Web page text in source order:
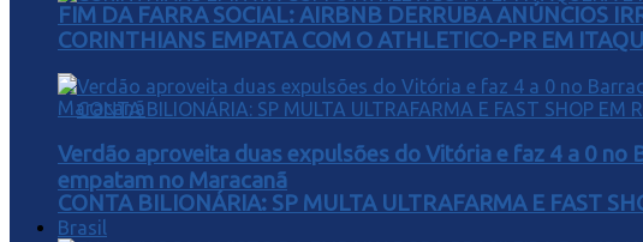
FIM DA FARRA SOCIAL: AIRBNB DERRUBA ANÚNCIOS
CONTA BILIONÁRIA: SP MULTA ULTRAFARMA E FAST
CORINTHIANS EMPATA COM O ATHLETICO-PR EM
Verdão aproveita duas expulsões do Vitória e faz 4 a 0
empatam no Maracanã
Brasil